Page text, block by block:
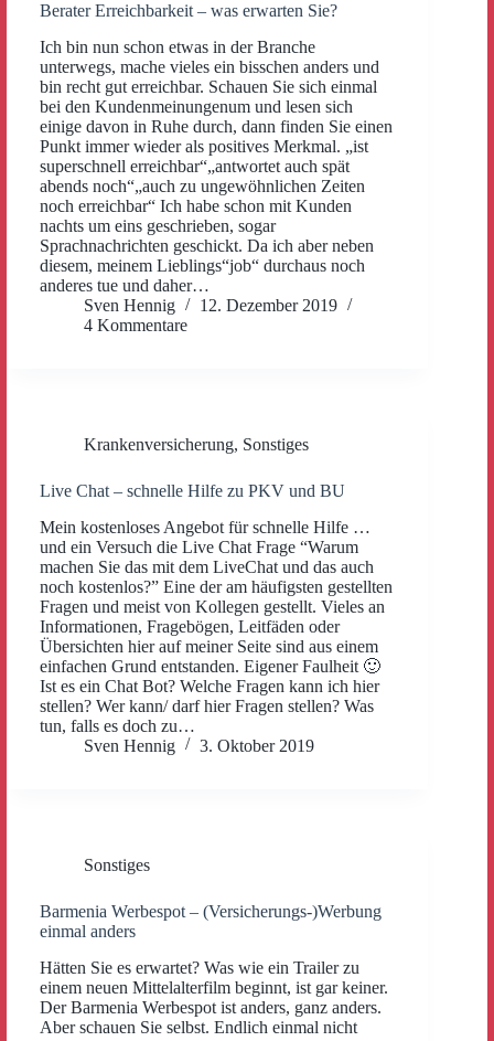
Berater Erreichbarkeit – was erwarten Sie?
Ich bin nun schon etwas in der Branche
unterwegs, mache vieles ein bisschen anders und
bin recht gut erreichbar. Schauen Sie sich einmal
bei den Kundenmeinungenum und lesen sich
einige davon in Ruhe durch, dann finden Sie einen
Punkt immer wieder als positives Merkmal. „ist
superschnell erreichbar“„antwortet auch spät
abends noch“„auch zu ungewöhnlichen Zeiten
noch erreichbar“ Ich habe schon mit Kunden
nachts um eins geschrieben, sogar
Sprachnachrichten geschickt. Da ich aber neben
diesem, meinem Lieblings“job“ durchaus noch
anderes tue und daher…
Sven Hennig
12. Dezember 2019
4 Kommentare
Krankenversicherung, Sonstiges
Live Chat – schnelle Hilfe zu PKV und BU
Mein kostenloses Angebot für schnelle Hilfe …
und ein Versuch die Live Chat Frage “Warum
machen Sie das mit dem LiveChat und das auch
noch kostenlos?” Eine der am häufigsten gestellten
Fragen und meist von Kollegen gestellt. Vieles an
Informationen, Fragebögen, Leitfäden oder
Übersichten hier auf meiner Seite sind aus einem
einfachen Grund entstanden. Eigener Faulheit 🙂
Ist es ein Chat Bot? Welche Fragen kann ich hier
stellen? Wer kann/ darf hier Fragen stellen? Was
tun, falls es doch zu…
Sven Hennig
3. Oktober 2019
Sonstiges
Barmenia Werbespot – (Versicherungs-)Werbung
einmal anders
Hätten Sie es erwartet? Was wie ein Trailer zu
einem neuen Mittelalterfilm beginnt, ist gar keiner.
Der Barmenia Werbespot ist anders, ganz anders.
Aber schauen Sie selbst. Endlich einmal nicht